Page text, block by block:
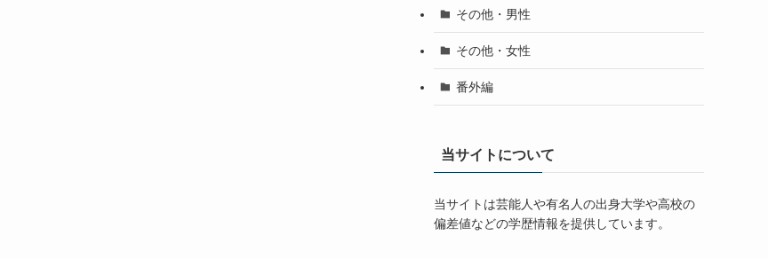
その他・男性
その他・女性
番外編
当サイトについて
当サイトは芸能人や有名人の出身大学や高校の
偏差値などの学歴情報を提供しています。